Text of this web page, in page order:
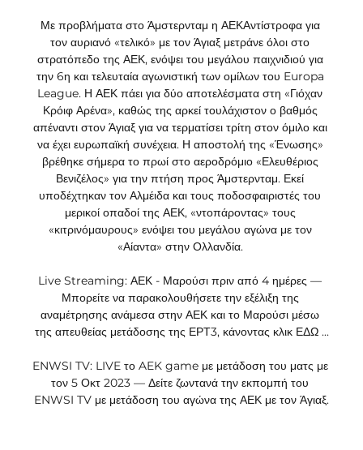
Με προβλήματα στο Άμστερνταμ η ΑΕΚΑντίστροφα για
τον αυριανό «τελικό» με τον Άγιαξ μετράνε όλοι στο
στρατόπεδο της ΑΕΚ, ενόψει του μεγάλου παιχνιδιού για
την 6η και τελευταία αγωνιστική των ομίλων του Europa
League. Η ΑΕΚ πάει για δύο αποτελέσματα στη «Γιόχαν
Κρόιφ Αρένα», καθώς της αρκεί τουλάχιστον ο βαθμός
απέναντι στον Άγιαξ για να τερματίσει τρίτη στον όμιλο και
να έχει ευρωπαϊκή συνέχεια. Η αποστολή της «Ένωσης»
βρέθηκε σήμερα το πρωί στο αεροδρόμιο «Ελευθέριος
Βενιζέλος» για την πτήση προς Άμστερνταμ. Εκεί
υποδέχτηκαν τον Αλμέιδα και τους ποδοσφαιριστές του
μερικοί οπαδοί της ΑΕΚ, «ντοπάροντας» τους
«κιτρινόμαυρους» ενόψει του μεγάλου αγώνα με τον
«Αίαντα» στην Ολλανδία.
Live Streaming: ΑΕΚ - Μαρούσι πριν από 4 ημέρες —
Μπορείτε να παρακολουθήσετε την εξέλιξη της
αναμέτρησης ανάμεσα στην ΑΕΚ και το Μαρούσι μέσω
της απευθείας μετάδοσης της ΕΡΤ3, κάνοντας κλικ ΕΔΩ ...
ENWSI TV: LIVE το AEK game με μετάδοση του ματς με
τον 5 Οκτ 2023 — Δείτε ζωντανά την εκπομπή του
ENWSI TV με μετάδοση του αγώνα της ΑΕΚ με τον Άγιαξ.